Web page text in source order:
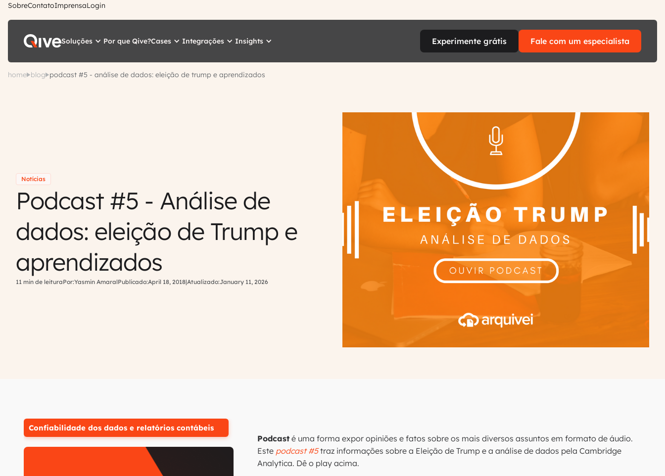
SobreContatoImprensaLogin
Soluções Por que Qive?Cases Integrações Insights Experimente grátis Fale com um especialista
home blog podcast #5 - análise de dados: eleição de trump e aprendizados
Notícias
Podcast #5 - Análise de
dados: eleição de Trump e
aprendizados
11 min de leituraPor:Yasmin AmaralPublicado:April 18, 2018|Atualizado:January 11, 2026
Confiabilidade dos dados e relatórios contábeis
Podcasté uma forma expor opiniões e fatos sobre os mais diversos assuntos em formato de áudio.
Este podcast #5traz informações sobre a Eleição de Trump e a análise de dados pela Cambridge
Analytica. Dê o play acima.